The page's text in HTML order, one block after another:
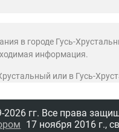
в городе Гусь-
информация.
или в Гусь-
2026 гг. Все права
17 ноября 2016 г.,